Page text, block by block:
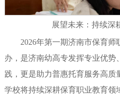
展望未来：持续深
2026年第一期济南市保育
办，是济南幼高专发挥专业优势
践，更是助力普惠托育服务高质
学校将持续深耕保育职业教育领